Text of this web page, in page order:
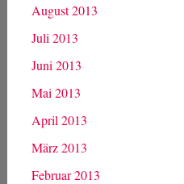
August 2013
Juli 2013
Juni 2013
Mai 2013
April 2013
März 2013
Februar 2013